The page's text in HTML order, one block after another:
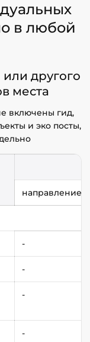
в любой
другого
места
включены гид,
и эко посты,
направление
-
-
-
-